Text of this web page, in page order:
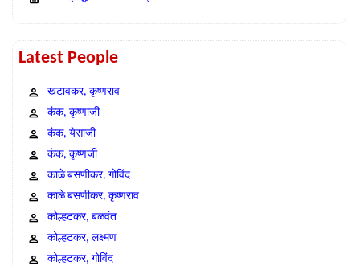
Latest People
खटावकर, कृष्णराव
कंक, कृष्णाजी
कंक, येसाजी
कंक, कृष्णजी
काळे बसणीकर, गोविंद
काळे बसणीकर, कृष्णराव
कोल्हटकर, बळवंत
कोल्हटकर, लक्ष्मण
कोल्हटकर, गोविंद